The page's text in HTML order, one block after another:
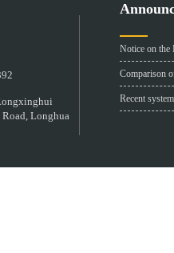
Longhua
Notice on
Comparison
Recent